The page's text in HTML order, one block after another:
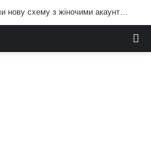
Спецслужби РФ вигадали нову схему з жіночими акаунтами в Україні: як виманюють військових